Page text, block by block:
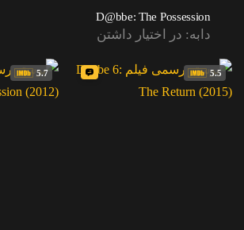
D@bbe: The Possession
دابه: در اختیار داشتن
5.5
5.7